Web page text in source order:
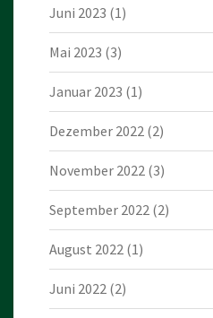
Juni 2023 (1)
Mai 2023 (3)
Januar 2023 (1)
Dezember 2022 (2)
November 2022 (3)
September 2022 (2)
August 2022 (1)
Juni 2022 (2)